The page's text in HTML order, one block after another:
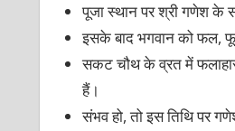
पूजा स्थान पर श्री गणेश के
इसके बाद भगवान को फल,
सकट चौथ के व्रत में
हैं।
संभव हो, तो इस तिथि पर